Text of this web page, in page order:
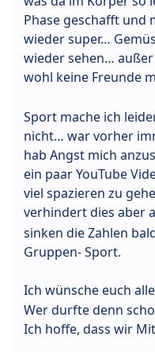
Phase geschafft und
wieder super…
wieder sehen…
wohl keine Freunde
Sport mache ich
nicht… war vorher
hab Angst mich
ein paar YouTube
viel spazieren zu
verhindert dies aber
sinken die Zahlen
Gruppen- Sport.
Ich wünsche euch
Wer durfte denn
Ich hoffe, dass wir